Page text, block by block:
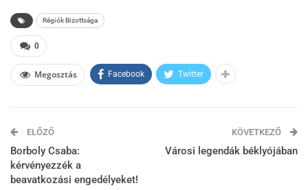
Régiók Bizottsága
0
Megosztás Facebook Twitter
ELŐZŐ
Borboly Csaba:
kérvényezzék a
beavatkozási engedélyeket!
KÖVETKEZŐ
Városi legendák béklyójában